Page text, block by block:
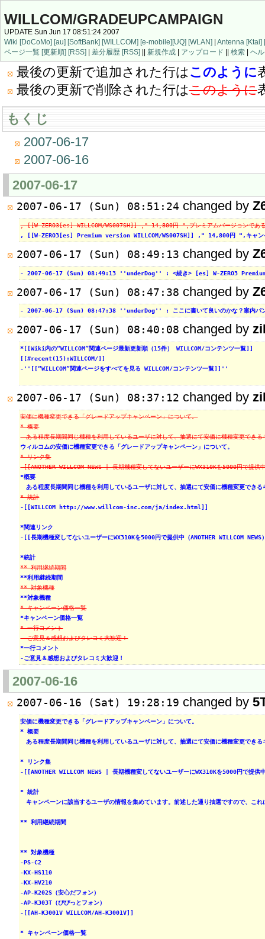
WILLCOM/GRADEUPCAMPAIGN
UPDATE Sun Jun 17 08:51:24 2007
Wiki [DoCoMo] [au] [SoftBank] [WILLCOM] [e-mobile][UQ] [WLAN] | Antenna [Ktai]
ページ一覧 [更新順] [RSS] | 差分履歴 [RSS] || 新規作成 | アップロード || 検索 | ヘ
最後の更新で追加された行は このように
最後の更新で削除された行はこのように
もくじ
2007-06-17
2007-06-16
2007-06-17
2007-06-17 (Sun) 08:51:24 changed by
, [[W-ZERO3[es] WILLCOM/WS007SH]] ," 14,800円 ",プレミアムバージョンであ
, [[W-ZERO3[es] Premium version WILLCOM/WS007SH]] ," 14,800円 ",キャン
2007-06-17 (Sun) 08:49:13 changed by
- 2007-06-17 (Sun) 08:49:13 ''underDog'' : <続き> [es] W-ZERO3 Premium
2007-06-17 (Sun) 08:47:38 changed by
- 2007-06-17 (Sun) 08:47:38 ''underDog'' : ここに書いて良いのかな？案内パン
2007-06-17 (Sun) 08:40:08 changed by
*[[Wiki内の“WILLCOM”関連ページ最新更新順（15件） WILLCOM/コンテンツ一覧]]
[[#recent(15):WILLCOM/]]
-''[[“WILLCOM”関連ページをすべてを見る WILLCOM/コンテンツ一覧]]''
2007-06-17 (Sun) 08:37:12 changed by
安価に機種変更できる「グレードアップキャンペーン」について。
* 概要
ある程度長期間同じ機種を利用しているユーザに対して、抽選にて安価に機種変更でき
ウィルコムの安価に機種変更できる「グレードアップキャンペーン」について。
* リンク集
-[[ANOTHER WILLCOM NEWS | 長期機種変してないユーザーにWX310Kを5000
*概要
ある程度長期間同じ機種を利用しているユーザに対して、抽選にて安価に機種変更でき
* 統計
-[[WILLCOM http://www.willcom-inc.com/ja/index.html]]
*関連リンク
-[[長期機種変してないユーザーにWX310Kを5000円で提供中（ANOTHER
*統計
** 利用継続期間
**利用継続期間
** 対象機種
**対象機種
* キャンペーン価格一覧
*キャンペーン価格一覧
* 一行コメント
- ご意見＆感想およびタレコミ大歓迎！
*一行コメント
-ご意見＆感想およびタレコミ大歓迎！
2007-06-16
2007-06-16 (Sat) 19:28:19 changed by
安価に機種変更できる「グレードアップキャンペーン」について。
* 概要
ある程度長期間同じ機種を利用しているユーザに対して、抽選にて安価に機種変更でき
* リンク集
-[[ANOTHER WILLCOM NEWS | 長期機種変してないユーザーにWX310Kを5000
* 統計
キャンペーンに該当するユーザの情報を集めています。前述した通り抽選ですので、こ
** 利用継続期間
** 対象機種
-PS-C2
-KX-HS110
-KX-HV210
-AP-K202S（安心だフォン）
-AP-K303T（ぴぴっとフォン）
-[[AH-K3001V WILLCOM/AH-K3001V]]
* キャンペーン価格一覧